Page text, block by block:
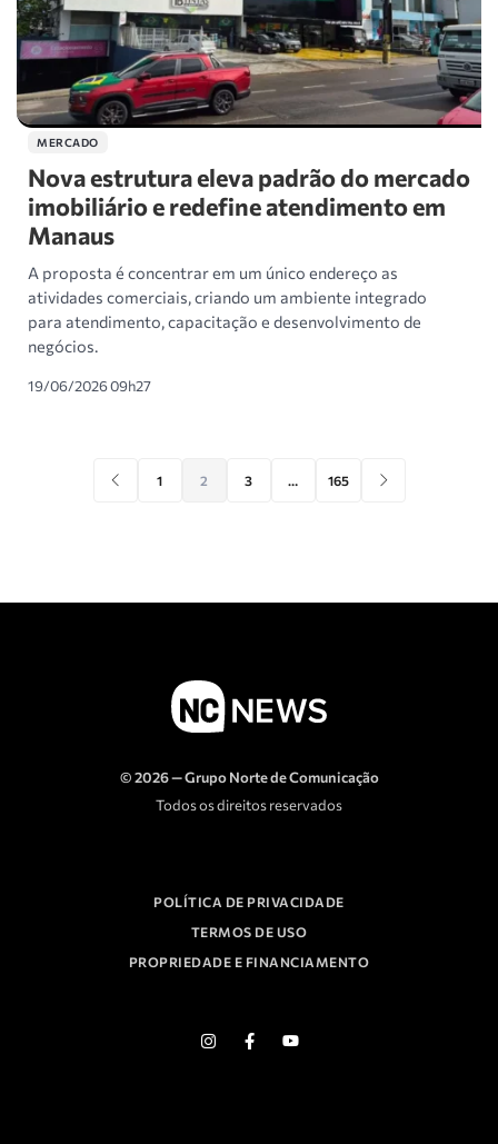
MERCADO
Nova estrutura eleva padrão do mercado
imobiliário e redefine atendimento em
Manaus
A proposta é concentrar em um único endereço as
atividades comerciais, criando um ambiente integrado
para atendimento, capacitação e desenvolvimento de
negócios.
19/06/2026 09h27
1 2 3 … 165
© 2026 — Grupo Norte de Comunicação
Todos os direitos reservados
POLÍTICA DE PRIVACIDADE
TERMOS DE USO
PROPRIEDADE E FINANCIAMENTO